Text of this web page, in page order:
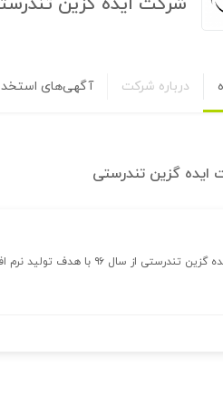
درباره شرکت آگهی‌های
ایده گزین تندرستی
۹۶ با هدف تولید نرم افزار تخصصاً در حوزه ورزشی تاسیس و شروع به کار کرد.